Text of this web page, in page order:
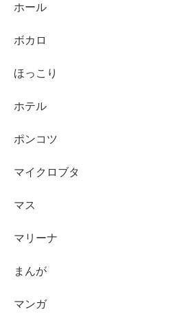
ホール
ボカロ
ほっこり
ホテル
ポンコツ
マイクロブタ
マス
マリーナ
まんが
マンガ